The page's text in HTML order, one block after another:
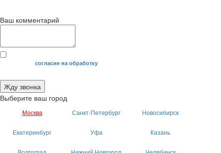
Ваш комментарий
Я даю своесогласие на обработку
Жду звонка
Выберите ваш город
Москва Санкт-Петербург Новосибирск
Екатеринбург Уфа Казань